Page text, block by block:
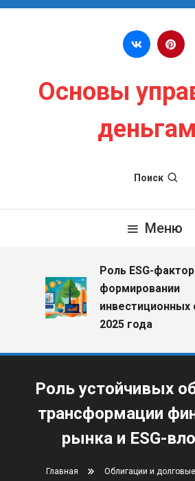
Перейти к содержимому
Основы
Поиск
Меню
Роль ESG-
формировании
инвестиционных
2025 года
Роль устойчивых
трансформации
рынка и ESG-
Главная
Облигации и